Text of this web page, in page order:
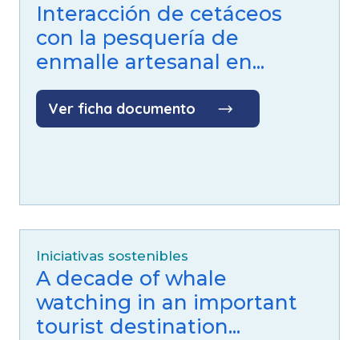
Interacción de cetáceos
con la pesquería de
enmalle artesanal en...
Ver ficha documento
Iniciativas sostenibles
A decade of whale
watching in an important
tourist destination...